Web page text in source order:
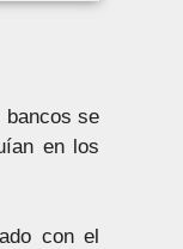
bancos se
en los
con el